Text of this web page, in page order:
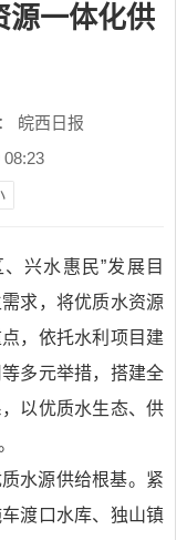
源一体化供
皖西日报
08:23
兴水惠民”发展目
求，将优质水资源
，依托水利项目建
多元举措，搭建全
以优质水生态、供
水源供给根基。紧
渡口水库、独山镇